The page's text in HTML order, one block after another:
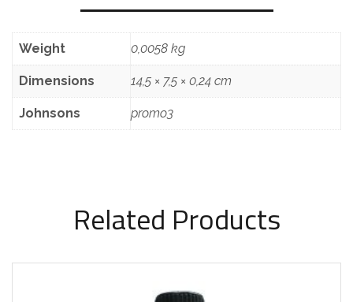
Weight 0,0058 kg
Dimensions 14,5 × 7,5 × 0,24 cm
Johnsons promo3
Related Products